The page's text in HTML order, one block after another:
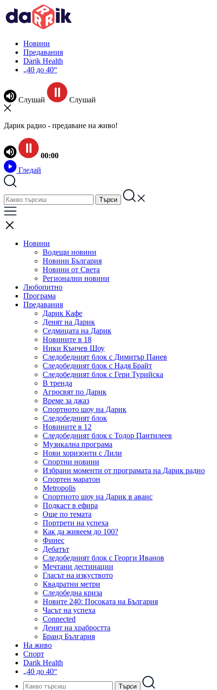
Новини
Предавания
Darik Health
„40 до 40“
Слушай Слушай
Дарик радио - предаване на живо!
00:00
Гледай
Новини
Водещи новини
Новини България
Новини от Света
Регионални новини
Любопитно
Програма
Предавания
Дарик Кафе
Денят на Дарик
Седмицата на Дарик
Новините в 18
Ники Кънчев Шоу
Следобедният блок с Димитър Панев
Следобедният блок с Надя Брайт
Следобедният блок с Гери Турийска
В тренда
Агросвят по Дарик
Време за джаз
Спортното шоу на Дарик
Следобедният блок
Новините в 12
Следобедният блок с Тодор Пантилеев
Музикална програма
Нови хоризонти с Лили
Спортни новини
Избрани моменти от програмата на Дарик радио
Спортен маратон
Metropolis
Спортното шоу на Дарик в аванс
Подкаст в ефира
Още по темата
Портрети на успеха
Как да живеем до 100?
Финес
Дебатът
Следобедният блок с Георги Иванов
Мечтани дестинации
Гласът на изкуството
Квадратни метри
Следобедна криза
Новите 240: Посоката на България
Часът на успеха
Connected
Денят на храбростта
Бранд България
На живо
Спорт
Darik Health
„40 до 40“